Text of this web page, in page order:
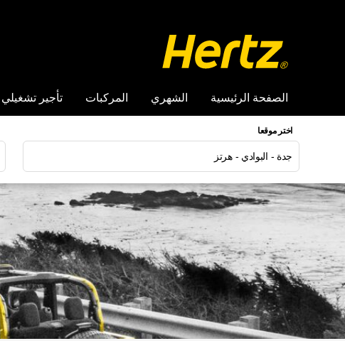
الصفحة الرئيسية الشهري المركبات تأجير تشغيلي
اختر موقعا
جدة - البوادي - هرتز
الاحد
26
27
2
3
9
10
16
17
23
24
30